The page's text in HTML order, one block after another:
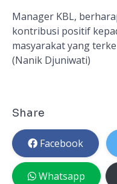
Manager KBL,
kontribusi positif
masyarakat yang
(Nanik Djuniwati)
Share
Facebook
Whatsapp